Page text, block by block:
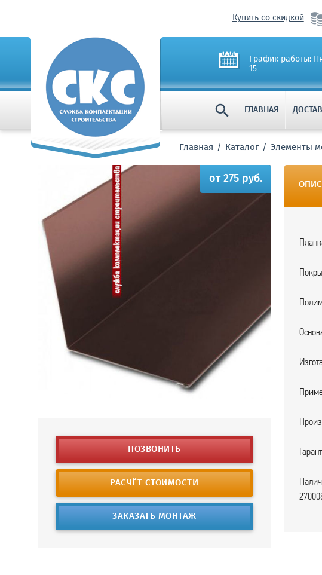
Купить со скидкой
График работы:
15
 ГЛАВНАЯ
Главная Каталог Элементы
от 275 руб.
ПОЗВОНИТЬ
РАСЧЁТ СТОИМОСТИ
ЗАКАЗАТЬ МОНТАЖ